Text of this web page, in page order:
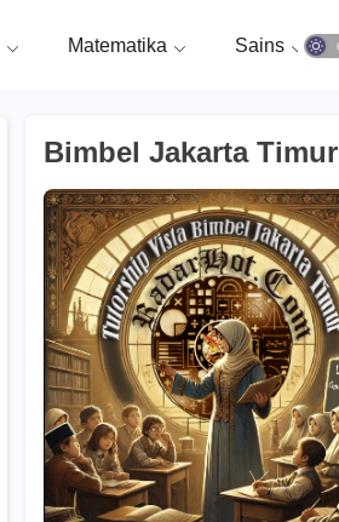
Matematika Sains
Bimbel Jakarta Timur